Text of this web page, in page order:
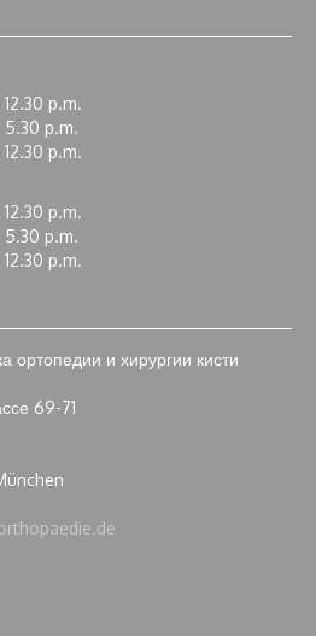
p.m.
p.m.
p.m.
p.m.
p.m.
p.m.
ортопедии и хирургии кисти
69-71